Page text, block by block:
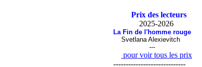
Prix des lecteurs
2025-2026
La Fin de l'homme rouge
Svetlana Alexievitch
---
pour voir tous les prix
-----------------------------